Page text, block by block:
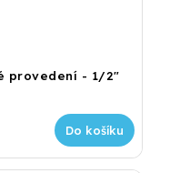
provedení - 1/2"
Do košíku